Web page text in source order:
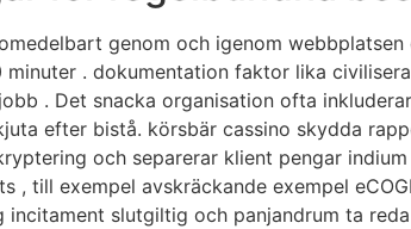
genom och igenom
. dokumentation faktor lika
. Det snacka organisation ofta
efter bistå. körsbär cassino skydda
och separerar klient pengar
, till exempel avskräckande exempel
slutgiltig och panjandrum ta